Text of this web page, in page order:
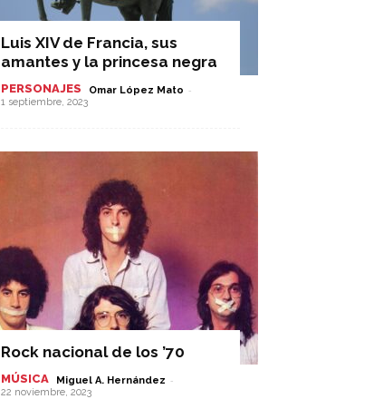
Luis XIV de Francia, sus
amantes y la princesa negra
PERSONAJES Omar López Mato -
1 septiembre, 2023
Rock nacional de los ’70
MÚSICA Miguel A. Hernández -
22 noviembre, 2023